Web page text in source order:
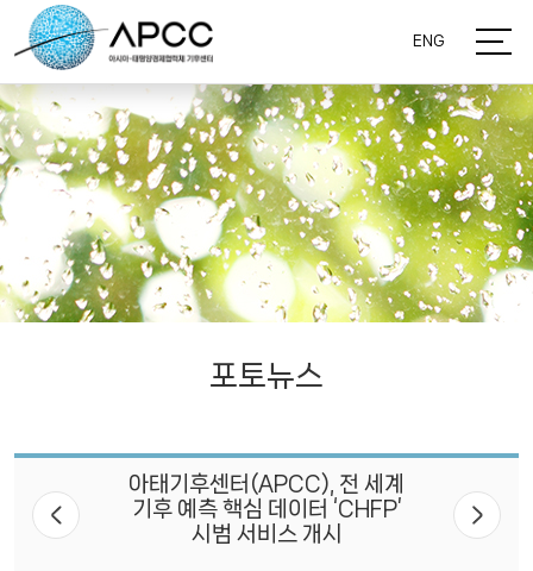
ENG
포토뉴스
아태기후센터(APCC), 전 세계
기후 예측 핵심 데이터 ‘CHFP’
시범 서비스 개시